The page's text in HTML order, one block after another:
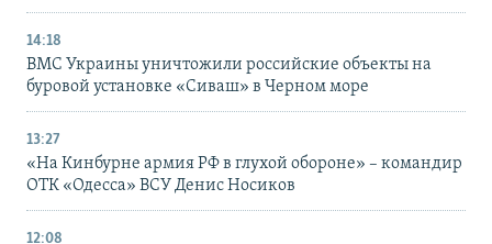
14:18
ВМС Украины уничтожили российские объекты на
буровой установке «Сиваш» в Черном море
13:27
«На Кинбурне армия РФ в глухой обороне» – командир
ОТК «Одесса» ВСУ Денис Носиков
12:08